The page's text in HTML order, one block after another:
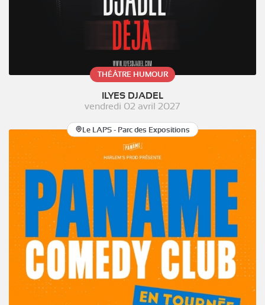
THÉÂTRE HUMOUR
ILYES DJADEL
vendredi 02 avril 2027
Le LAPS - Parc des Expositions